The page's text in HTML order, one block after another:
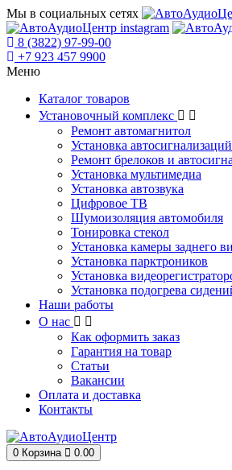
Мы в социальных сетях
8 (3822) 97-99-00
+7 923 457 9900
Меню
Каталог товаров
Установочный комплекс
Ремонт автомагнитол
Установка
Ремонт брелоков и
Установка мультимедиа
Установка автозвука
Цифровое ТВ
Шумоизоляция автомобиля
Тонировка стекол
Установка камеры заднего
Установка парктроников
Установка
Установка подогрева
Наши работы
О нас
Как оформить заказ
Гарантия на товар
Статьи
Вакансии
Оплата и доставка
Контакты
0 Корзина 0.00